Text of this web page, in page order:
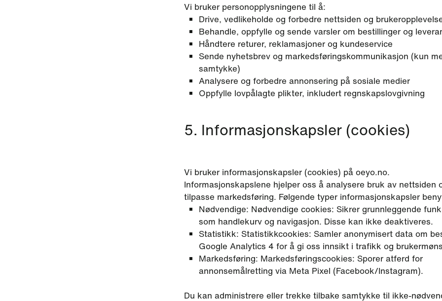
Vi bruker personopplysningene til å:
Drive, vedlikeholde og forbedre nettsiden og
Behandle, oppfylle og sende varsler om bestillinger og
Håndtere returer, reklamasjoner og kundeservice
Sende nyhetsbrev og markedsføringskommunikasjon (kun
samtykke)
Analysere og forbedre annonsering på sosiale medier
Oppfylle lovpålagte plikter, inkludert regnskapslovgivning
5. Informasjonskapsler (cookies)
Vi bruker informasjonskapsler (cookies) på oeyo.no.
Informasjonskapslene hjelper oss å analysere bruk av nettsiden
tilpasse markedsføring. Følgende typer informasjonskapsler
Nødvendige: Nødvendige cookies: Sikrer grunnleggende
som handlekurv og navigasjon. Disse kan ikke deaktiveres.
Statistikk: Statistikkcookies: Samler anonymisert data om
Google Analytics 4 for å gi oss innsikt i trafikk og
Markedsføring: Markedsføringscookies: Sporer atferd for
annonsemålretting via Meta Pixel (Facebook/Instagram).
Du kan administrere eller trekke tilbake samtykke til ikke-